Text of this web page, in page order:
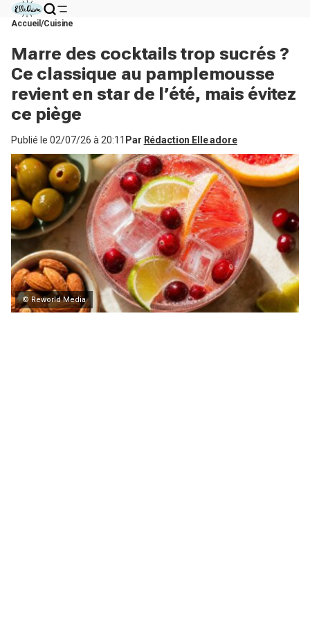
Accueil Cuisine
Marre des cocktails trop sucrés ?
Ce classique au pamplemousse
revient en star de l’été, mais évitez
ce piège
Publié le 02/07/26 à 20:11 Par Rédaction Elle adore
© Reworld Media